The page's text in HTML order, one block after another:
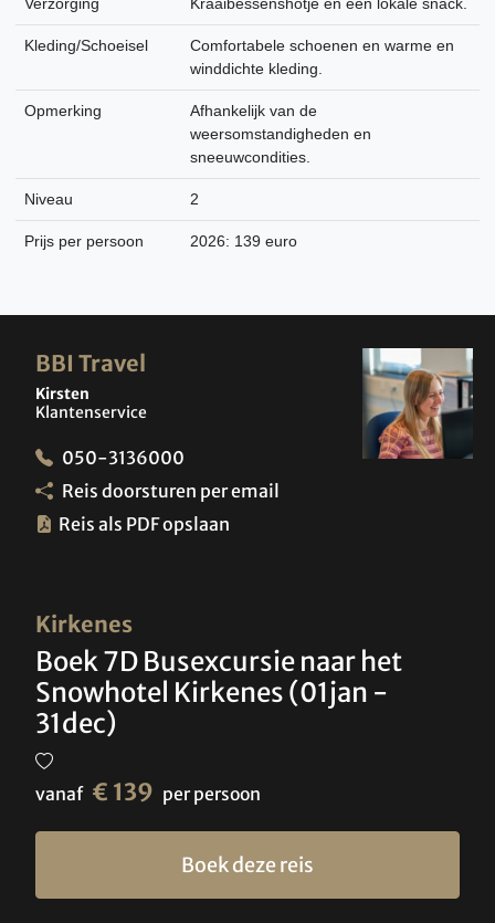
Kleding/Schoeisel
Comfortabele schoenen en warme en
winddichte kleding.
Opmerking
Afhankelijk van de
weersomstandigheden en
sneeuwcondities.
Niveau 2
Prijs per persoon 2026: 139 euro
Kirkenes
Boek 7D Busexcursie naar het
Snowhotel Kirkenes (01jan -
31dec)
vanaf € 139 per persoon
Boek deze reis
BBI Travel
Kirsten
Klantenservice
050-3136000
Reis doorsturen per email
Reis als PDF opslaan